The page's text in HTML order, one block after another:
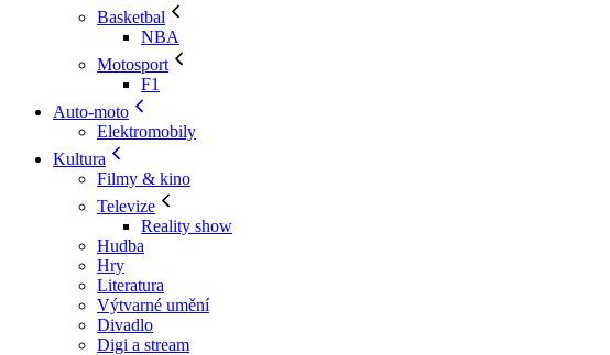
Basketbal
NBA
Motosport
F1
Auto-moto
Elektromobily
Kultura
Filmy & kino
Televize
Reality show
Hudba
Hry
Literatura
Výtvarné umění
Divadlo
Digi a stream